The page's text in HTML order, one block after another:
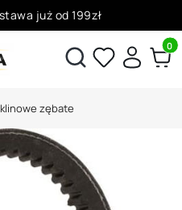
już od 199zł
wybrane produktyOtwórz wyszukiwarkę
zębate